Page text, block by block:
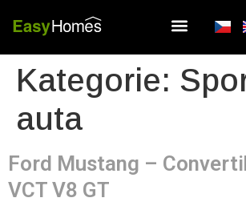
Kategorie:
auta
Ford Mustang –
VCT V8 GT